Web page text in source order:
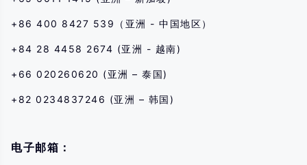
+86 400 8427 539（亚洲 - 中国地区）
+84 28 4458 2674 (亚洲 - 越南)
+66 020260620 (亚洲 – 泰国)
+82 0234837246 (亚洲 – 韩国)
电子邮箱：